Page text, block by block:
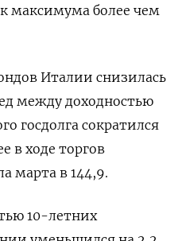
максимума более чем
Италии снизилась
между доходностью
госдолга сократился
в ходе торгов
марта в 144,9.
10-летних